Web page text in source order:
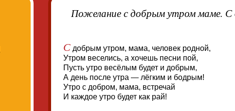
Пожелание с добрым утром маме.
С добрым утром, мама, человек родной,
Утром веселись, а хочешь песни пой,
Пусть утро весёлым будет и добрым,
А день после утра — лёгким и бодрым!
Утро с добром, мама, встречай
И каждое утро будет как рай!